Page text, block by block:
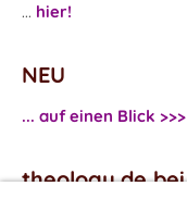
... hier!
NEU
... auf einen Blick >>>
theology.de bei